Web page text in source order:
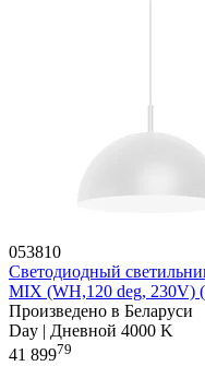
053810
Светодиодный
MIX (WH,120 deg, 230V)
Произведено в Беларуси
Day | Дневной 4000 K
41 89979